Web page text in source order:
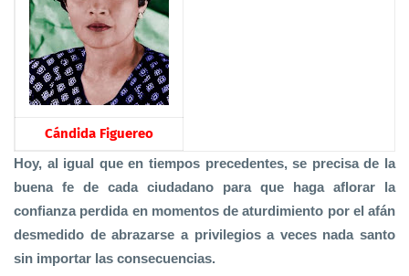
Cándida Figuereo
Hoy, al igual que en tiempos precedentes,se precisa de la
buena fe de cada ciudadano para que haga aflorar la
confianza perdida en momentos de aturdimiento por el afán
desmedido de abrazarse a privilegios a veces nada santo
sin importar las consecuencias.